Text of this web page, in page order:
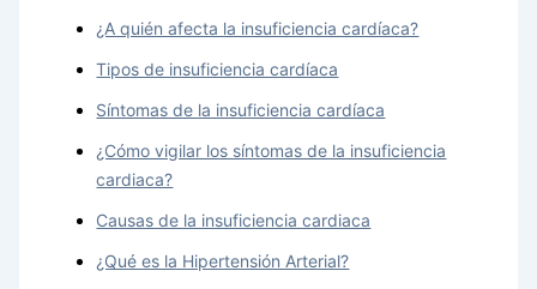
¿A quién afecta la insuficiencia cardíaca?
Tipos de insuficiencia cardíaca
Síntomas de la insuficiencia cardíaca
¿Cómo vigilar los síntomas de la insuficiencia
cardiaca?
Causas de la insuficiencia cardiaca
¿Qué es la Hipertensión Arterial?